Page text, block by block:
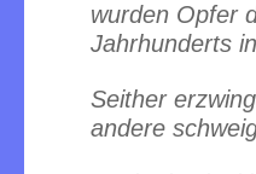
wurden Opfer
Jahrhunderts
Seither
andere